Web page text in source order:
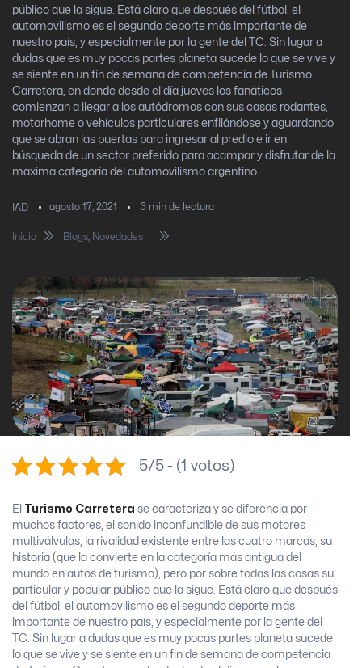
público que la sigue. Está claro que después del fútbol, el
automovilismo es el segundo deporte más importante de
nuestro país, y especialmente por la gente del TC. Sin lugar a
dudas que es muy pocas partes planeta sucede lo que se vive y
se siente en un fin de semana de competencia de Turismo
Carretera, en donde desde el día jueves los fanáticos
comienzan a llegar a los autódromos con sus casas rodantes,
motorhome o vehículos particulares enfilándose y aguardando
que se abran las puertas para ingresar al predio e ir en
búsqueda de un sector preferido para acampar y disfrutar de la
máxima categoría del automovilismo argentino.
IAD agosto 17, 2021 3 min de lectura
Inicio Blogs, Novedades
5/5 - (1 votos)
El Turismo Carretera se caracteriza y se diferencia por
muchos factores, el sonido inconfundible de sus motores
multiválvulas, la rivalidad existente entre las cuatro marcas, su
historia (que la convierte en la categoría más antigua del
mundo en autos de turismo), pero por sobre todas las cosas su
particular y popular público que la sigue. Está claro que después
del fútbol, el automovilismo es el segundo deporte más
importante de nuestro país, y especialmente por la gente del
TC. Sin lugar a dudas que es muy pocas partes planeta sucede
lo que se vive y se siente en un fin de semana de competencia